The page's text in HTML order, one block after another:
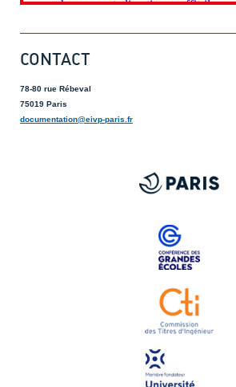
CONTACT
78-80 rue Rébeval
75019 Paris
documentation@eivp-paris.fr